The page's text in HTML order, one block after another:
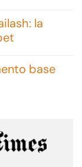
la
base